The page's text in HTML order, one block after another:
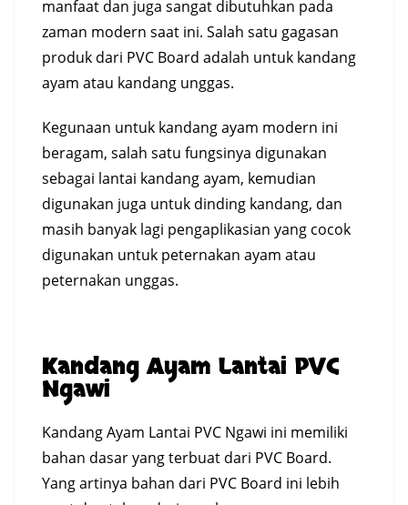
manfaat dan juga sangat dibutuhkan pada
zaman modern saat ini. Salah satu gagasan
produk dari PVC Board adalah untuk kandang
ayam atau kandang unggas.
Kegunaan untuk kandang ayam modern ini
beragam, salah satu fungsinya digunakan
sebagai lantai kandang ayam, kemudian
digunakan juga untuk dinding kandang, dan
masih banyak lagi pengaplikasian yang cocok
digunakan untuk peternakan ayam atau
peternakan unggas.
Kandang Ayam Lantai PVC
Ngawi
Kandang Ayam Lantai PVC Ngawi ini memiliki
bahan dasar yang terbuat dari PVC Board.
Yang artinya bahan dari PVC Board ini lebih